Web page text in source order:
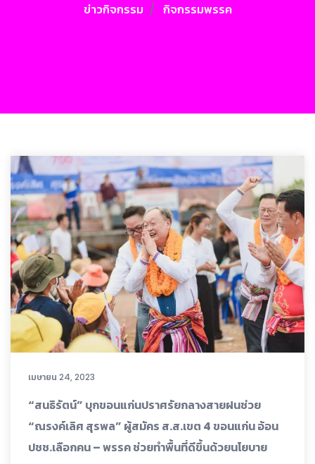
ข่าวกิจกรรม กิจกรรมพรรค
เมษายน 24, 2023
“สนธิรัตน์” บุกขอนแก่นปราศรัยกลางสายฝนช่วย
“ณรงค์เลิศ สุรพล” ผู้สมัคร ส.ส.เขต 4 ขอนแก่น อ้อน
ปชช.เลือกคน – พรรค ช่วยทำพื้นที่ดีขึ้นด้วยนโยบาย